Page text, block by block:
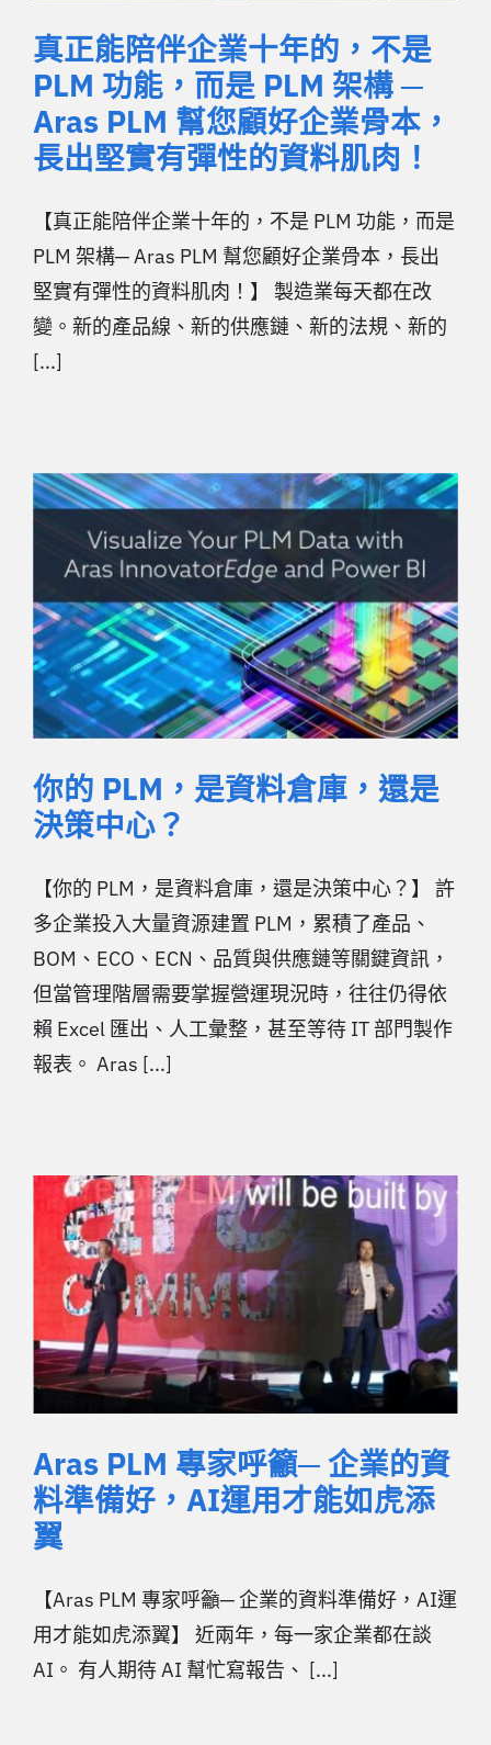
真正能陪伴企業十年的，不是
PLM 功能，而是 PLM 架構 ─
Aras PLM 幫您顧好企業骨本，
長出堅實有彈性的資料肌肉！
【真正能陪伴企業十年的，不是 PLM 功能，而是
PLM 架構─ Aras PLM 幫您顧好企業骨本，長出
堅實有彈性的資料肌肉！】 製造業每天都在改
變。新的產品線、新的供應鏈、新的法規、新的
[...]
你的 PLM，是資料倉庫，還是
決策中心？
【你的 PLM，是資料倉庫，還是決策中心？】 許
多企業投入大量資源建置 PLM，累積了產品、
BOM、ECO、ECN、品質與供應鏈等關鍵資訊，
但當管理階層需要掌握營運現況時，往往仍得依
賴 Excel 匯出、人工彙整，甚至等待 IT 部門製作
報表。 Aras [...]
Aras PLM 專家呼籲─ 企業的資
料準備好，AI運用才能如虎添
翼
【Aras PLM 專家呼籲─ 企業的資料準備好，AI運
用才能如虎添翼】 近兩年，每一家企業都在談
AI。 有人期待 AI 幫忙寫報告、 [...]